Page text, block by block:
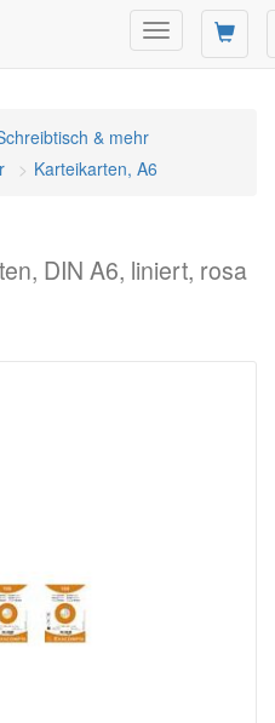
Navigation
umschalten
& mehr
Karteikarten, A6
DIN A6, liniert, rosa